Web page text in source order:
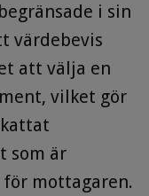
i sin
värdebevis
att välja en
vilket gör
som är
mottagaren.